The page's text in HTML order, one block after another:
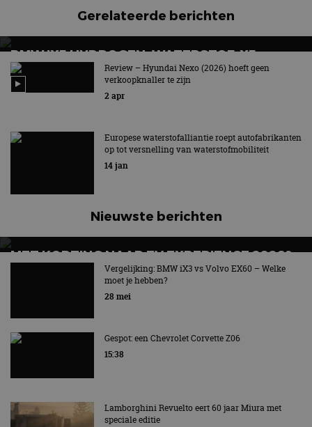
Gerelateerde berichten
BMW IX5 HYDROGEN: WATERSTOF-X5
KRIJGT 750 KILOMETER ACTIERADIUS
Eerste in serie geproduceerde BMW met
brandstofcelaandrijving
Review – Hyundai Nexo (2026) hoeft geen
verkoopknaller te zijn
2 apr
Europese waterstofalliantie roept autofabrikanten
op tot versnelling van waterstofmobiliteit
14 jan
Nieuwste berichten
MET KORTING NAAR EV EXPERIENCE 2026?
AUTORAI REGELT HET!
EV Experience 2026 van 24 tot 26 september
Vergelijking: BMW iX3 vs Volvo EX60 – Welke
moet je hebben?
28 mei
Gespot: een Chevrolet Corvette Z06
15:38
Lamborghini Revuelto eert 60 jaar Miura met
speciale editie